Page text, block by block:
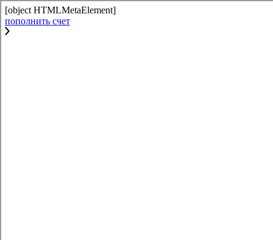
[object HTMLMetaElement]
пополнить счет